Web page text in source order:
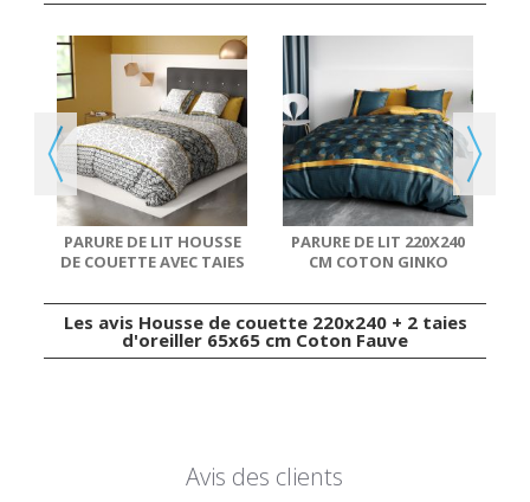
PARURE DE LIT HOUSSE
DE COUETTE AVEC TAIES
PARURE DE LIT 220X240
CM COTON GINKO
Les avis Housse de couette 220x240 + 2 taies
d'oreiller 65x65 cm Coton Fauve
Avis des clients